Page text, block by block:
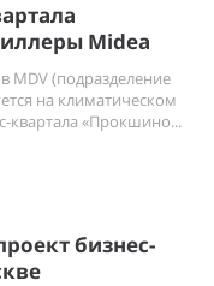
Midea
MDV (подразделение
на климатическом
квартала «Прокшино...
бизнес-